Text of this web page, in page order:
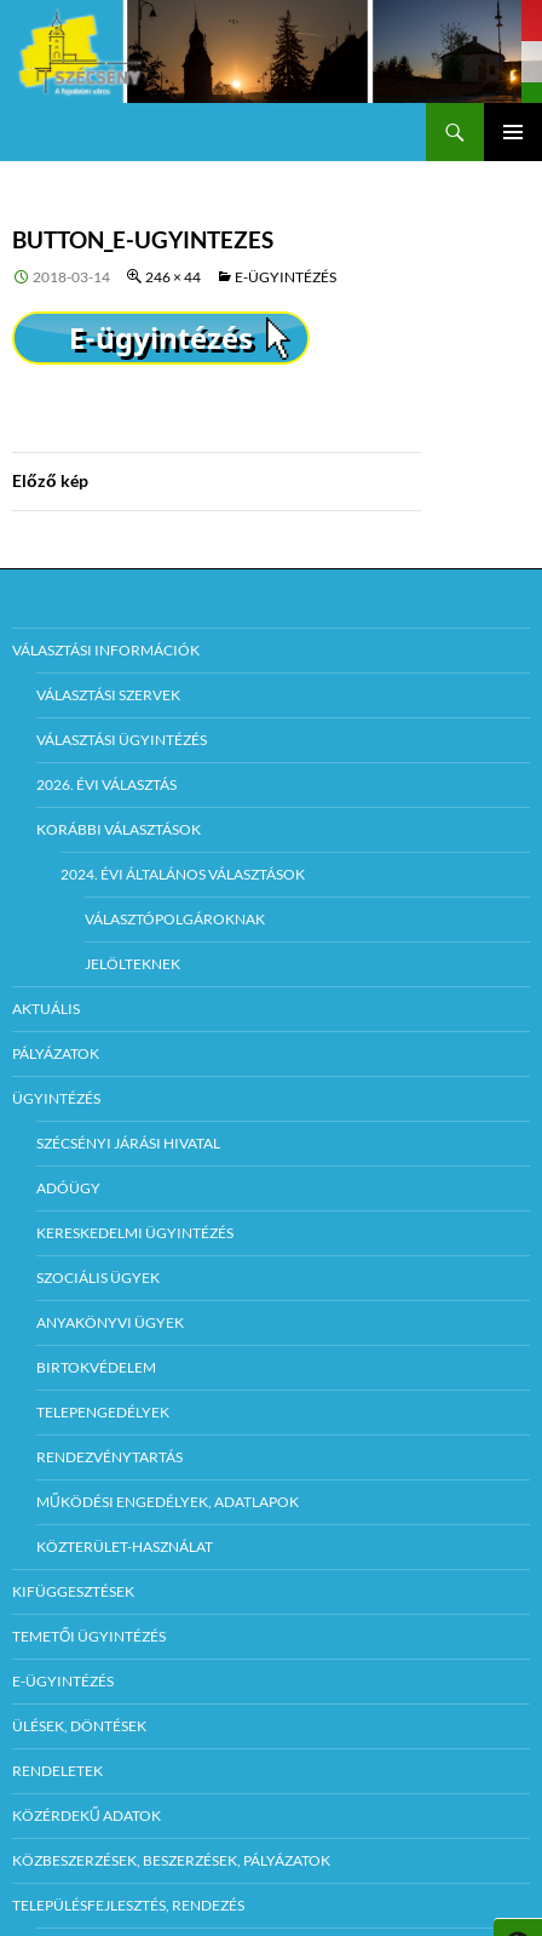
BUTTON_E-UGYINTEZES
2018-03-14 246 × 44 E-ÜGYINTÉZÉS
Előző kép
VÁLASZTÁSI INFORMÁCIÓK
VÁLASZTÁSI SZERVEK
VÁLASZTÁSI ÜGYINTÉZÉS
2026. ÉVI VÁLASZTÁS
KORÁBBI VÁLASZTÁSOK
2024. ÉVI ÁLTALÁNOS VÁLASZTÁSOK
VÁLASZTÓPOLGÁROKNAK
JELÖLTEKNEK
AKTUÁLIS
PÁLYÁZATOK
ÜGYINTÉZÉS
SZÉCSÉNYI JÁRÁSI HIVATAL
ADÓÜGY
KERESKEDELMI ÜGYINTÉZÉS
SZOCIÁLIS ÜGYEK
ANYAKÖNYVI ÜGYEK
BIRTOKVÉDELEM
TELEPENGEDÉLYEK
RENDEZVÉNYTARTÁS
MŰKÖDÉSI ENGEDÉLYEK, ADATLAPOK
KÖZTERÜLET-HASZNÁLAT
KIFÜGGESZTÉSEK
TEMETŐI ÜGYINTÉZÉS
E-ÜGYINTÉZÉS
ÜLÉSEK, DÖNTÉSEK
RENDELETEK
KÖZÉRDEKŰ ADATOK
KÖZBESZERZÉSEK, BESZERZÉSEK, PÁLYÁZATOK
TELEPÜLÉSFEJLESZTÉS, RENDEZÉS